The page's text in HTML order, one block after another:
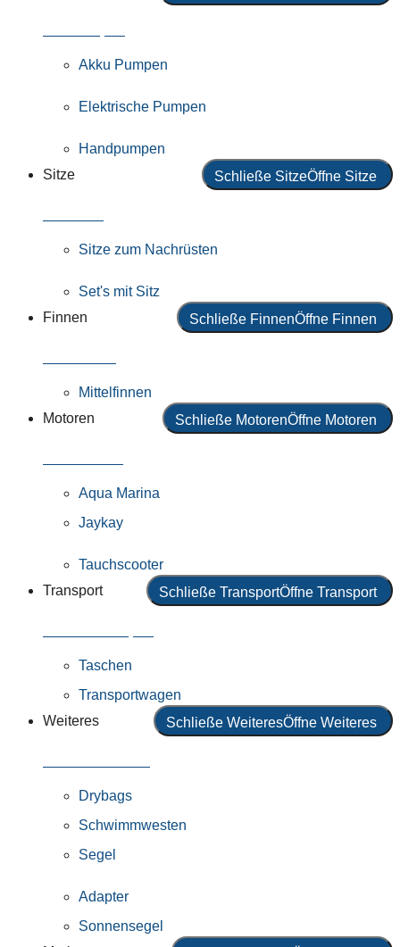
Akku Pumpen
Elektrische Pumpen
Handpumpen
Sitze
Schließe SitzeÖffne Sitze
Sitze zum Nachrüsten
Set's mit Sitz
Finnen
Schließe FinnenÖffne Finnen
Mittelfinnen
Motoren
Schließe MotorenÖffne Motoren
Aqua Marina
Jaykay
Tauchscooter
Transport
Schließe TransportÖffne Transport
Taschen
Transportwagen
Weiteres
Schließe WeiteresÖffne Weiteres
Drybags
Schwimmwesten
Segel
Adapter
Sonnensegel